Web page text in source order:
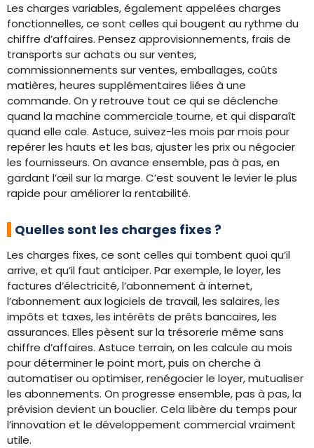
Les charges variables, également appelées charges
fonctionnelles, ce sont celles qui bougent au rythme du
chiffre d’affaires. Pensez approvisionnements, frais de
transports sur achats ou sur ventes,
commissionnements sur ventes, emballages, coûts
matières, heures supplémentaires liées à une
commande. On y retrouve tout ce qui se déclenche
quand la machine commerciale tourne, et qui disparaît
quand elle cale. Astuce, suivez-les mois par mois pour
repérer les hauts et les bas, ajuster les prix ou négocier
les fournisseurs. On avance ensemble, pas à pas, en
gardant l’œil sur la marge. C’est souvent le levier le plus
rapide pour améliorer la rentabilité.
Quelles sont les charges fixes ?
Les charges fixes, ce sont celles qui tombent quoi qu’il
arrive, et qu’il faut anticiper. Par exemple, le loyer, les
factures d’électricité, l’abonnement à internet,
l’abonnement aux logiciels de travail, les salaires, les
impôts et taxes, les intérêts de prêts bancaires, les
assurances. Elles pèsent sur la trésorerie même sans
chiffre d’affaires. Astuce terrain, on les calcule au mois
pour déterminer le point mort, puis on cherche à
automatiser ou optimiser, renégocier le loyer, mutualiser
les abonnements. On progresse ensemble, pas à pas, la
prévision devient un bouclier. Cela libère du temps pour
l’innovation et le développement commercial vraiment
utile.